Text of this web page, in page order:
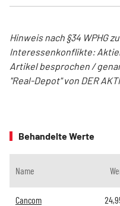
Hinweis nach §34 WPHG
Interessenkonflikte:
Artikel besprochen /
"Real-Depot" von DER
Behandelte Werte
Name
Cancom